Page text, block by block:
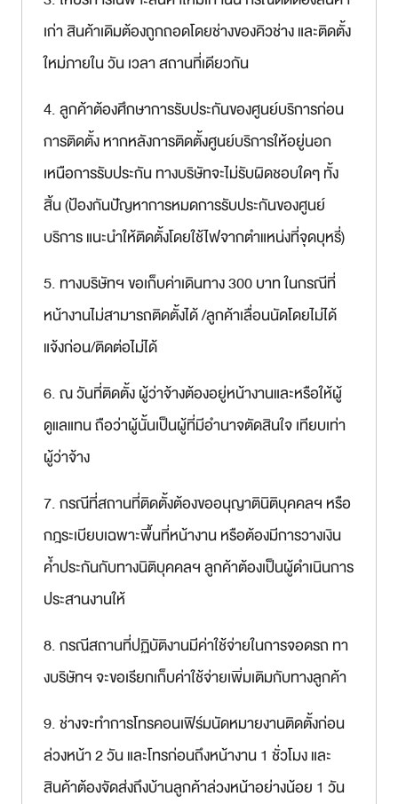
เก่า สินค้าเดิมต้องถูกถอดโดยช่างของคิวช่าง และติดตั้ง
ใหม่ภายใน วัน เวลา สถานที่เดียวกัน
4. ลูกค้าต้องศึกษาการรับประกันของศูนย์บริการก่อน
การติดตั้ง หากหลังการติดตั้งศูนย์บริการให้อยู่นอก
เหนือการรับประกัน ทางบริษัทจะไม่รับผิดชอบใดๆ ทั้ง
สิ้น (ป้องกันปัญหาการหมดการรับประกันของศูนย์
บริการ แนะนำให้ติดตั้งโดยใช้ไฟจากตำแหน่งที่จุดบุหรี่)
5. ทางบริษัทฯ ขอเก็บค่าเดินทาง 300 บาท ในกรณีที่
หน้างานไม่สามารถติดตั้งได้ /ลูกค้าเลื่อนนัดโดยไม่ได้
แจ้งก่อน/ติดต่อไม่ได้
6. ณ วันที่ติดตั้ง ผู้ว่าจ้างต้องอยู่หน้างานและหรือให้ผู้
ดูแลแทน ถือว่าผู้นั้นเป็นผู้ที่มีอำนาจตัดสินใจ เทียบเท่า
ผู้ว่าจ้าง
7. กรณีที่สถานที่ติดตั้งต้องขออนุญาตินิติบุคคลฯ หรือ
กฎระเบียบเฉพาะพื้นที่หน้างาน หรือต้องมีการวางเงิน
ค้ำประกันกับทางนิติบุคคลฯ ลูกค้าต้องเป็นผู้ดำเนินการ
ประสานงานให้
8. กรณีสถานที่ปฏิบัติงานมีค่าใช้จ่ายในการจอดรถ ทา
งบริษัทฯ จะขอเรียกเก็บค่าใช้จ่ายเพิ่มเติมกับทางลูกค้า
9. ช่างจะทำการโทรคอนเฟิร์มนัดหมายงานติดตั้งก่อน
ล่วงหน้า 2 วัน และโทรก่อนถึงหน้างาน 1 ชั่วโมง และ
สินค้าต้องจัดส่งถึงบ้านลูกค้าล่วงหน้าอย่างน้อย 1 วัน